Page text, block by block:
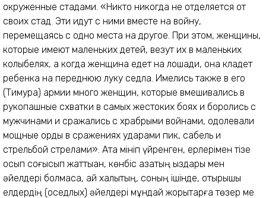
окруженные стадами. «Никто никогда не отделяется от
своих стад. Эти идут с ними вместе на войну,
перемещаясь с одно места на другое. При этом, женщины,
которые имеют маленьких детей, везут их в маленьких
колыбелях, а когда женщина едет на лошади, она кладет
ребенка на переднюю луку седла. Имелись также в его
(Тимура) армии много женщин, которые вмешивались в
рукопашные схватки в самых жестоких боях и боролись с
мужчинами и сражались с храбрыми войнами, одолевали
мощные орды в сражениях ударами пик, сабель и
стрельбой стрелами». Атқа мініп үйренген, ерлерімен тізе
қосып соғысып жаттыққан, көнбіс қазақтың қыздары мен
әйелдері болмаса, қай халықтың, соның ішінде, отырықшы
елдердің (оседлых) әйелдері мұндай жорықтарға төзер ме